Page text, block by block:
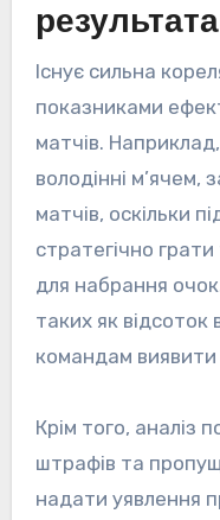
Існує сильна
показниками
матчів.
володінні м’ячем,
матчів, оскільки
стратегічно
для набрання
таких як
командам
Крім того, аналіз
штрафів та
надати уявлення